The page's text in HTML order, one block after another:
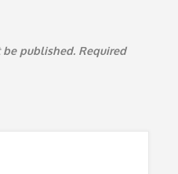
be published. Required